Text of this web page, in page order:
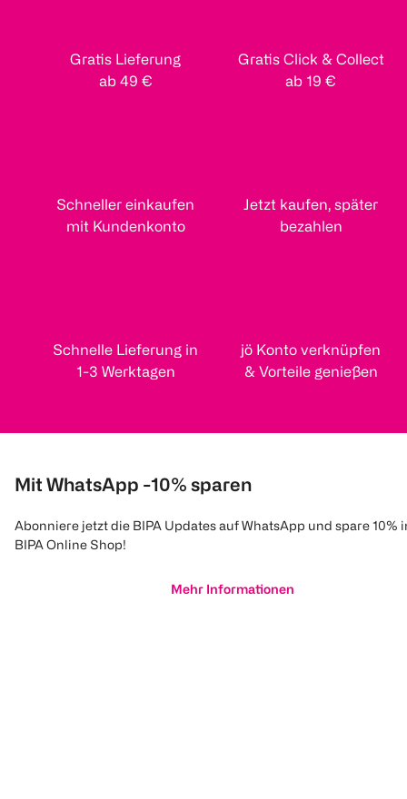
Gratis Lieferung
ab 49 €
Gratis Click & Collect
ab 19 €
Schneller einkaufen
mit Kundenkonto
Jetzt kaufen, später
bezahlen
Schnelle Lieferung in
1-3 Werktagen
jö Konto verknüpfen
& Vorteile genießen
Mit WhatsApp -10% sparen
Abonniere jetzt die BIPA Updates auf WhatsApp und spare 10%
BIPA Online Shop!
Mehr Informationen